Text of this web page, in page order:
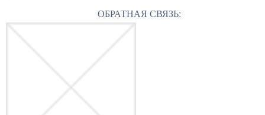
ОБРАТНАЯ СВЯЗЬ: